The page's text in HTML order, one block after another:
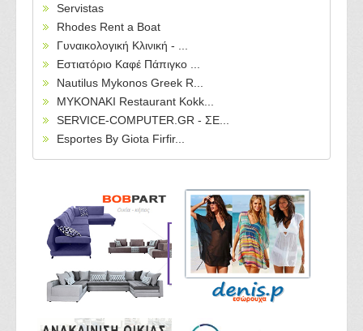
Servistas
Rhodes Rent a Boat
Γυναικολογική Κλινική - ...
Εστιατόριο Καφέ Πάπιγκο ...
Nautilus Mykonos Greek R...
MYKONAKI Restaurant Kokk...
SERVICE-COMPUTER.GR - ΣΕ...
Esportes By Giota Firfir...